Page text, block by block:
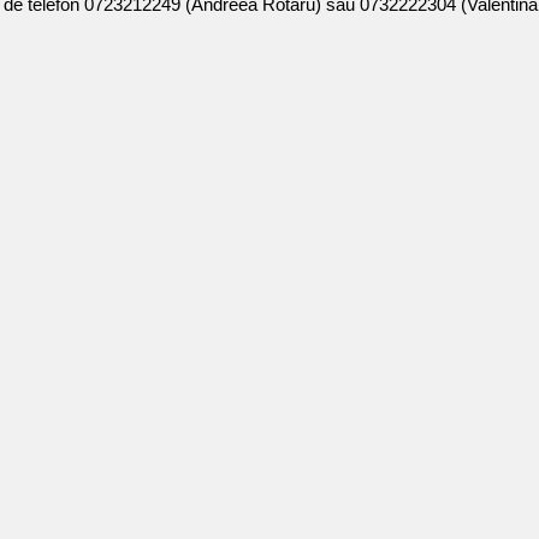
telefon 0723212249 (Andreea Rotaru) sau 0732222304